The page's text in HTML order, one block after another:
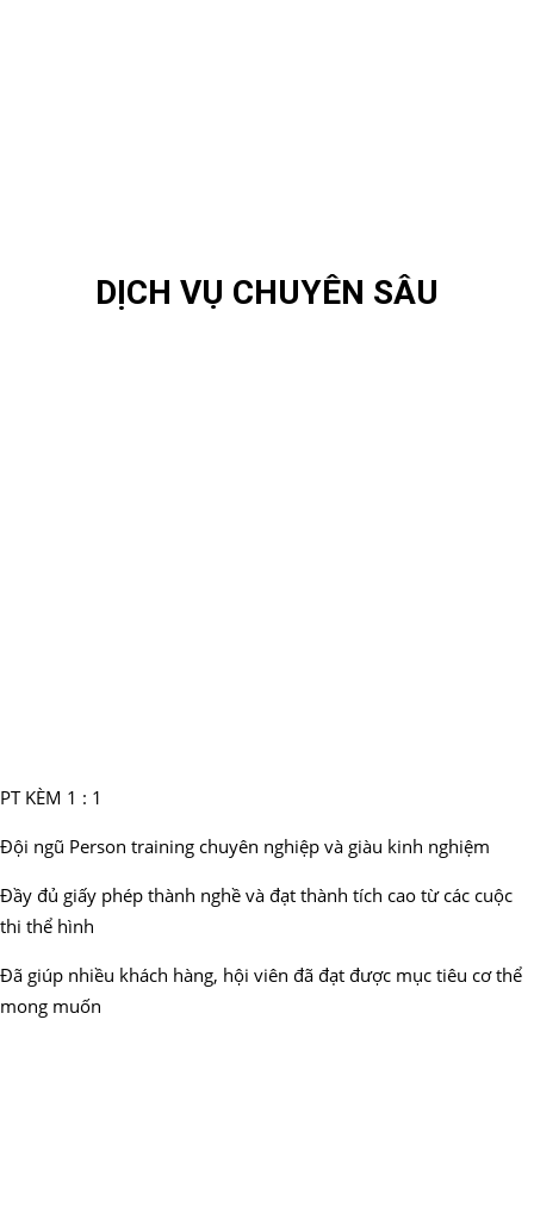
DỊCH VỤ CHUYÊN SÂU
PT KÈM 1 : 1
Đội ngũ Person training chuyên nghiệp và giàu kinh nghiệm
Đầy đủ giấy phép thành nghề và đạt thành tích cao từ các cuộc
thi thể hình
Đã giúp nhiều khách hàng, hội viên đã đạt được mục tiêu cơ thể
mong muốn